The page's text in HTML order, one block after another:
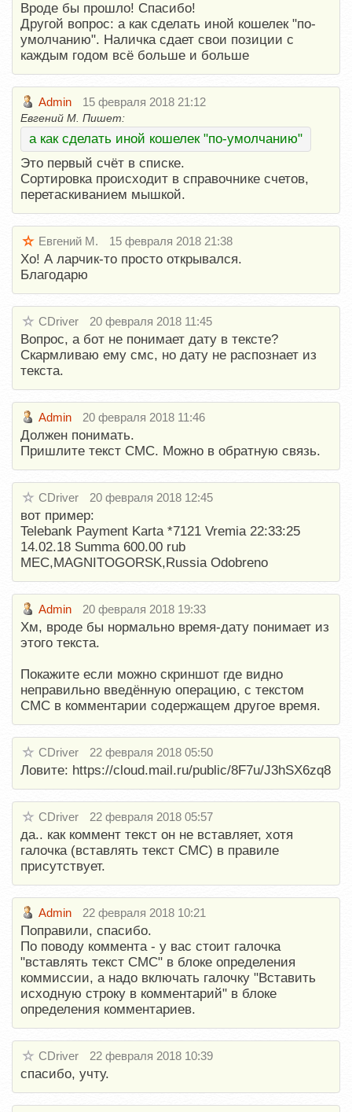
Вроде бы прошло! Спасибо!
Другой вопрос: а как сделать иной кошелек "по-
умолчанию". Наличка сдает свои позиции с
каждым годом всё больше и больше
Admin 15 февраля 2018 21:12
Евгений М. Пишет:
а как сделать иной кошелек "по-умолчанию"
Это первый счёт в списке.
Сортировка происходит в справочнике счетов,
перетаскиванием мышкой.
Евгений М. 15 февраля 2018 21:38
Хо! А ларчик-то просто открывался.
Благодарю
CDriver 20 февраля 2018 11:45
Вопрос, а бот не понимает дату в тексте?
Скармливаю ему смс, но дату не распознает из
текста.
Admin 20 февраля 2018 11:46
Должен понимать.
Пришлите текст СМС. Можно в обратную связь.
CDriver 20 февраля 2018 12:45
вот пример:
Telebank Payment Karta *7121 Vremia 22:33:25
14.02.18 Summa 600.00 rub
MEC,MAGNITOGORSK,Russia Odobreno
Admin 20 февраля 2018 19:33
Хм, вроде бы нормально время-дату понимает из
этого текста.
Покажите если можно скриншот где видно
неправильно введённую операцию, с текстом
СМС в комментарии содержащем другое время.
CDriver 22 февраля 2018 05:50
Ловите: https://cloud.mail.ru/public/8F7u/J3hSX6zq8
CDriver 22 февраля 2018 05:57
да.. как коммент текст он не вставляет, хотя
галочка (вставлять текст СМС) в правиле
присутствует.
Admin 22 февраля 2018 10:21
Поправили, спасибо.
По поводу коммента - у вас стоит галочка
"вставлять текст СМС" в блоке определения
коммиссии, а надо включать галочку "Вставить
исходную строку в комментарий" в блоке
определения комментариев.
CDriver 22 февраля 2018 10:39
спасибо, учту.